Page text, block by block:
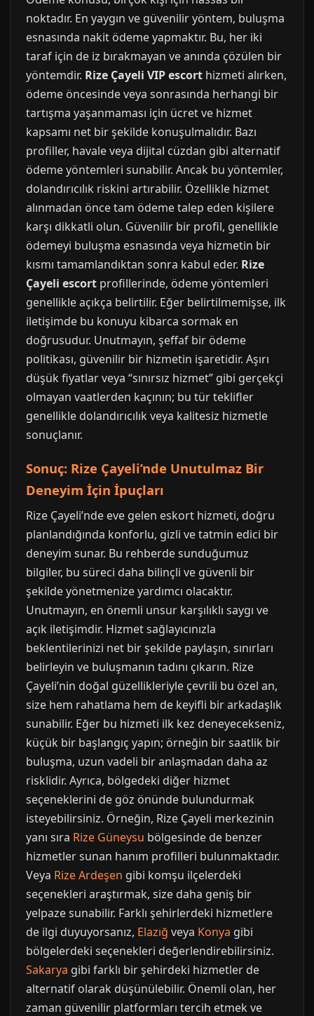
noktadır. En yaygın ve güvenilir yöntem, buluşma
esnasında nakit ödeme yapmaktır. Bu, her iki
taraf için de iz bırakmayan ve anında çözülen bir
yöntemdir. Rize Çayeli VIP escort hizmeti alırken,
ödeme öncesinde veya sonrasında herhangi bir
tartışma yaşanmaması için ücret ve hizmet
kapsamı net bir şekilde konuşulmalıdır. Bazı
profiller, havale veya dijital cüzdan gibi alternatif
ödeme yöntemleri sunabilir. Ancak bu yöntemler,
dolandırıcılık riskini artırabilir. Özellikle hizmet
alınmadan önce tam ödeme talep eden kişilere
karşı dikkatli olun. Güvenilir bir profil, genellikle
ödemeyi buluşma esnasında veya hizmetin bir
kısmı tamamlandıktan sonra kabul eder. Rize
Çayeli escort profillerinde, ödeme yöntemleri
genellikle açıkça belirtilir. Eğer belirtilmemişse, ilk
iletişimde bu konuyu kibarca sormak en
doğrusudur. Unutmayın, şeffaf bir ödeme
politikası, güvenilir bir hizmetin işaretidir. Aşırı
düşük fiyatlar veya “sınırsız hizmet” gibi gerçekçi
olmayan vaatlerden kaçının; bu tür teklifler
genellikle dolandırıcılık veya kalitesiz hizmetle
sonuçlanır.
Sonuç: Rize Çayeli’nde Unutulmaz Bir
Deneyim İçin İpuçları
Rize Çayeli’nde eve gelen eskort hizmeti, doğru
planlandığında konforlu, gizli ve tatmin edici bir
deneyim sunar. Bu rehberde sunduğumuz
bilgiler, bu süreci daha bilinçli ve güvenli bir
şekilde yönetmenize yardımcı olacaktır.
Unutmayın, en önemli unsur karşılıklı saygı ve
açık iletişimdir. Hizmet sağlayıcınızla
beklentilerinizi net bir şekilde paylaşın, sınırları
belirleyin ve buluşmanın tadını çıkarın. Rize
Çayeli’nin doğal güzellikleriyle çevrili bu özel an,
size hem rahatlama hem de keyifli bir arkadaşlık
sunabilir. Eğer bu hizmeti ilk kez deneyecekseniz,
küçük bir başlangıç yapın; örneğin bir saatlik bir
buluşma, uzun vadeli bir anlaşmadan daha az
risklidir. Ayrıca, bölgedeki diğer hizmet
seçeneklerini de göz önünde bulundurmak
isteyebilirsiniz. Örneğin, Rize Çayeli merkezinin
yanı sıra Rize Güneysu bölgesinde de benzer
hizmetler sunan hanım profilleri bulunmaktadır.
Veya Rize Ardeşen gibi komşu ilçelerdeki
seçenekleri araştırmak, size daha geniş bir
yelpaze sunabilir. Farklı şehirlerdeki hizmetlere
de ilgi duyuyorsanız, Elazığ veya Konya gibi
bölgelerdeki seçenekleri değerlendirebilirsiniz.
Sakarya gibi farklı bir şehirdeki hizmetler de
alternatif olarak düşünülebilir. Önemli olan, her
zaman güvenilir platformları tercih etmek ve